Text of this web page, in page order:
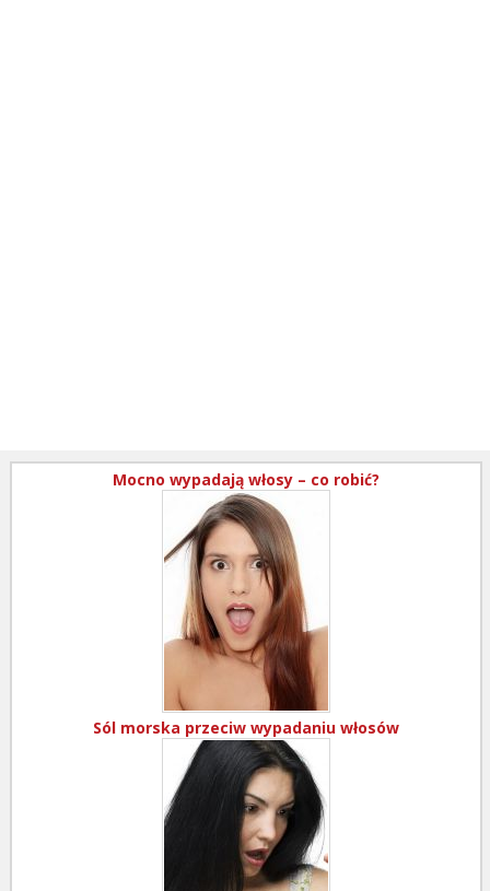
Mocno wypadają włosy – co robić?
Sól morska przeciw wypadaniu włosów